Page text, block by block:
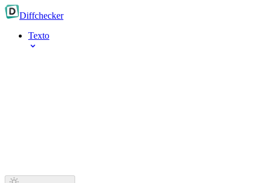
Diffchecker
Texto